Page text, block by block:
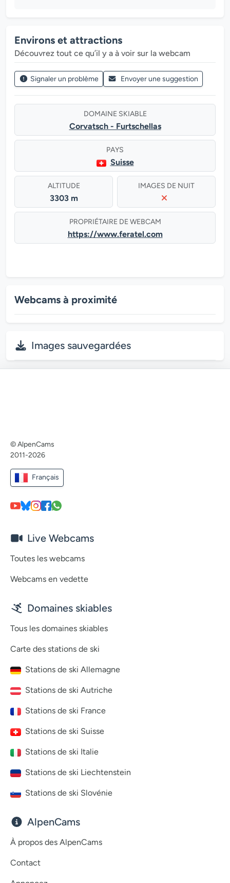
Environs et attractions
Découvrez tout ce qu’il y a à voir sur la webcam
Signaler un problème Envoyer une suggestion
DOMAINE SKIABLE
Corvatsch - Furtschellas
PAYS
Suisse
ALTITUDE
3303 m
IMAGES DE NUIT
PROPRIÉTAIRE DE WEBCAM
https://www.feratel.com
Webcams à proximité
Images sauvegardées
© AlpenCams
2011-2026
Français
Live Webcams
Toutes les webcams
Webcams en vedette
Domaines skiables
Tous les domaines skiables
Carte des stations de ski
Stations de ski Allemagne
Stations de ski Autriche
Stations de ski France
Stations de ski Suisse
Stations de ski Italie
Stations de ski Liechtenstein
Stations de ski Slovénie
AlpenCams
À propos des AlpenCams
Contact